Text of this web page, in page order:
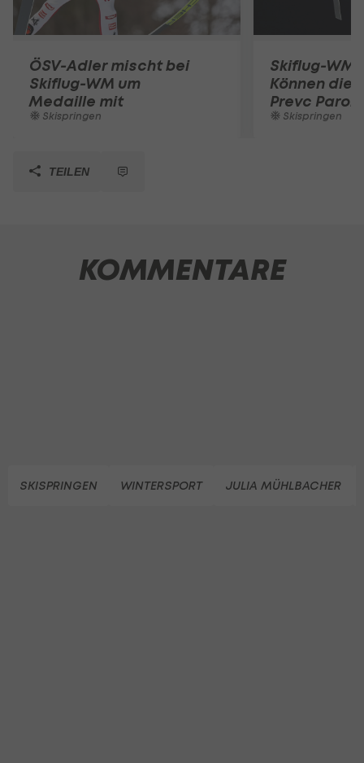
ÖSV-Adler mischt bei
Skiflug-WM um
Medaille mit
Skispringen
Skiflug-WM
Können die
Prevc Paroli
Skispringen
TEILEN
KOMMENTARE
SKISPRINGEN WINTERSPORT JULIA MÜHLBACHER